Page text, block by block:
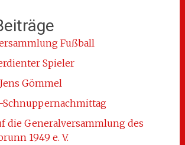
Fußball
Spieler
Gömmel
die Generalversammlung des
1949 e. V.